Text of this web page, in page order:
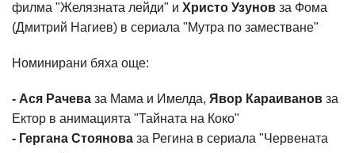
филма "Желязната лейди" и Христо Узунов за Фома
(Дмитрий Нагиев) в сериала "Мутра по заместване"
Номинирани бяха още:
- Ася Рачева за Мама и Имелда, Явор Караиванов за
Ектор в анимацията "Тайната на Коко"
- Гергана Стоянова за Регина в сериала "Червената